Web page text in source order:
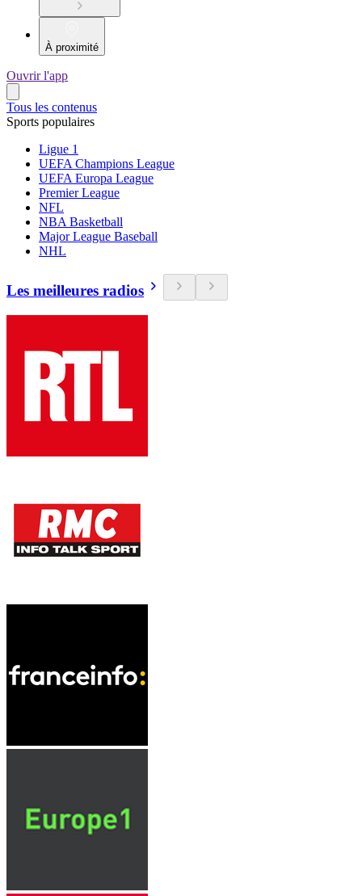
À proximité
Ouvrir l'app
Tous les contenus
Sports populaires
Ligue 1
UEFA Champions League
UEFA Europa League
Premier League
NFL
NBA Basketball
Major League Baseball
NHL
Les meilleures radios